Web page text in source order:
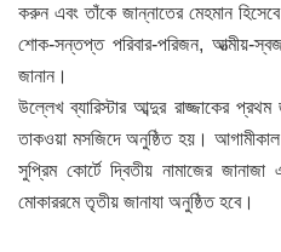
করুন এবং তাঁকে জান্নাতের মেহমান হিসেবে
শোক-সন্তপ্ত পরিবার-পরিজন, আত্মীয়-
জানান।
উল্লেখ ব্যারিস্টার আব্দুর রাজ্জাকের
তাকওয়া মসজিদে অনুষ্ঠিত হয়।
সুপ্রিম কোর্টে দ্বিতীয় নামাজের
মোকাররমে তৃতীয় জানাযা অনুষ্ঠিত হবে।